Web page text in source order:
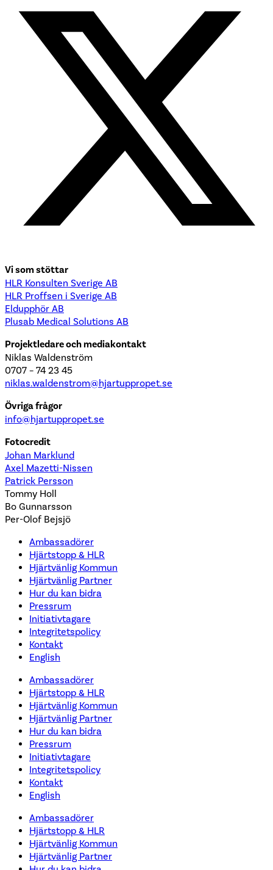
Vi som stöttar
HLR Konsulten Sverige AB
HLR Proffsen i Sverige AB
Eldupphör AB
Plusab Medical Solutions AB
Projektledare och mediakontakt
Niklas Waldenström
0707 – 74 23 45
niklas.waldenstrom@hjartuppropet.se
Övriga frågor
info@hjartuppropet.se
Fotocredit
Johan Marklund
Axel Mazetti-Nissen
Patrick Persson
Tommy Holl
Bo Gunnarsson
Per-Olof Bejsjö
Ambassadörer
Hjärtstopp & HLR
Hjärtvänlig Kommun
Hjärtvänlig Partner
Hur du kan bidra
Pressrum
Initiativtagare
Integritetspolicy
Kontakt
English
Ambassadörer
Hjärtstopp & HLR
Hjärtvänlig Kommun
Hjärtvänlig Partner
Hur du kan bidra
Pressrum
Initiativtagare
Integritetspolicy
Kontakt
English
Ambassadörer
Hjärtstopp & HLR
Hjärtvänlig Kommun
Hjärtvänlig Partner